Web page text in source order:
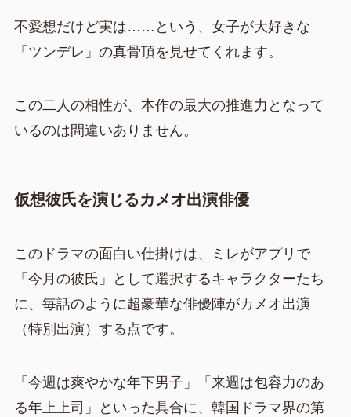
不愛想だけど実は……という、女子が大好きな
「ツンデレ」の真骨頂を見せてくれます。
この二人の相性が、本作の最大の推進力となって
いるのは間違いありません。
仮想彼氏を演じるカメオ出演俳優
このドラマの面白い仕掛けは、ミレがアプリで
「今月の彼氏」として選択するキャラクターたち
に、毎話のように超豪華な俳優陣がカメオ出演
（特別出演）する点です。
「今週は爽やかな年下男子」「来週は包容力のあ
る年上上司」といった具合に、韓国ドラマ界の第